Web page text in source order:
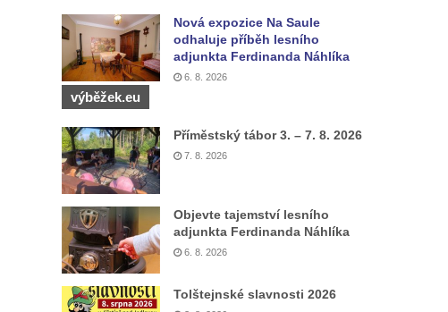
Nová expozice Na Saule
odhaluje příběh lesního
adjunkta Ferdinanda Náhlíka
6. 8. 2026
výběžek.eu
Příměstský tábor 3. – 7. 8. 2026
7. 8. 2026
Objevte tajemství lesního
adjunkta Ferdinanda Náhlíka
6. 8. 2026
Tolštejnské slavnosti 2026